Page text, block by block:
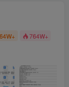
764W+